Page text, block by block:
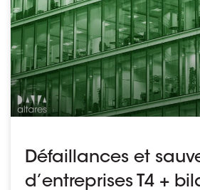
Défaillances et
d’entreprises T4 +